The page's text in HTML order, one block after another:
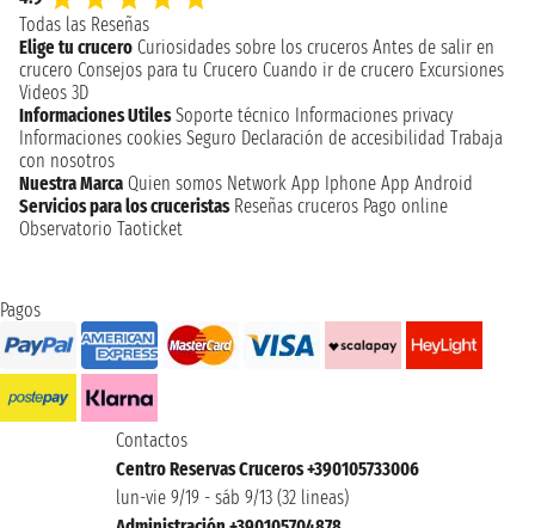
Todas las Reseñas
Elige tu crucero Curiosidades sobre los cruceros Antes de salir en
crucero Consejos para tu Crucero Cuando ir de crucero Excursiones
Videos 3D
Informaciones Utiles Soporte técnico Informaciones privacy
Informaciones cookies Seguro Declaración de accesibilidad Trabaja
con nosotros
Nuestra Marca Quien somos Network App Iphone App Android
Servicios para los cruceristas Reseñas cruceros Pago online
Observatorio Taoticket
Pagos
Contactos
Centro Reservas Cruceros +390105733006
lun-vie 9/19 - sáb 9/13 (32 lineas)